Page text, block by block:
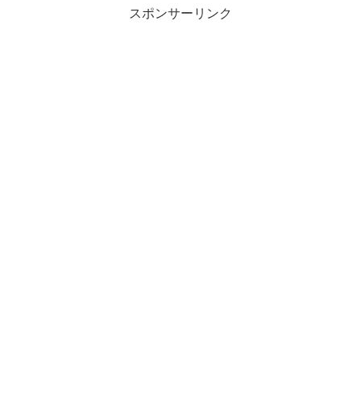
スポンサーリンク